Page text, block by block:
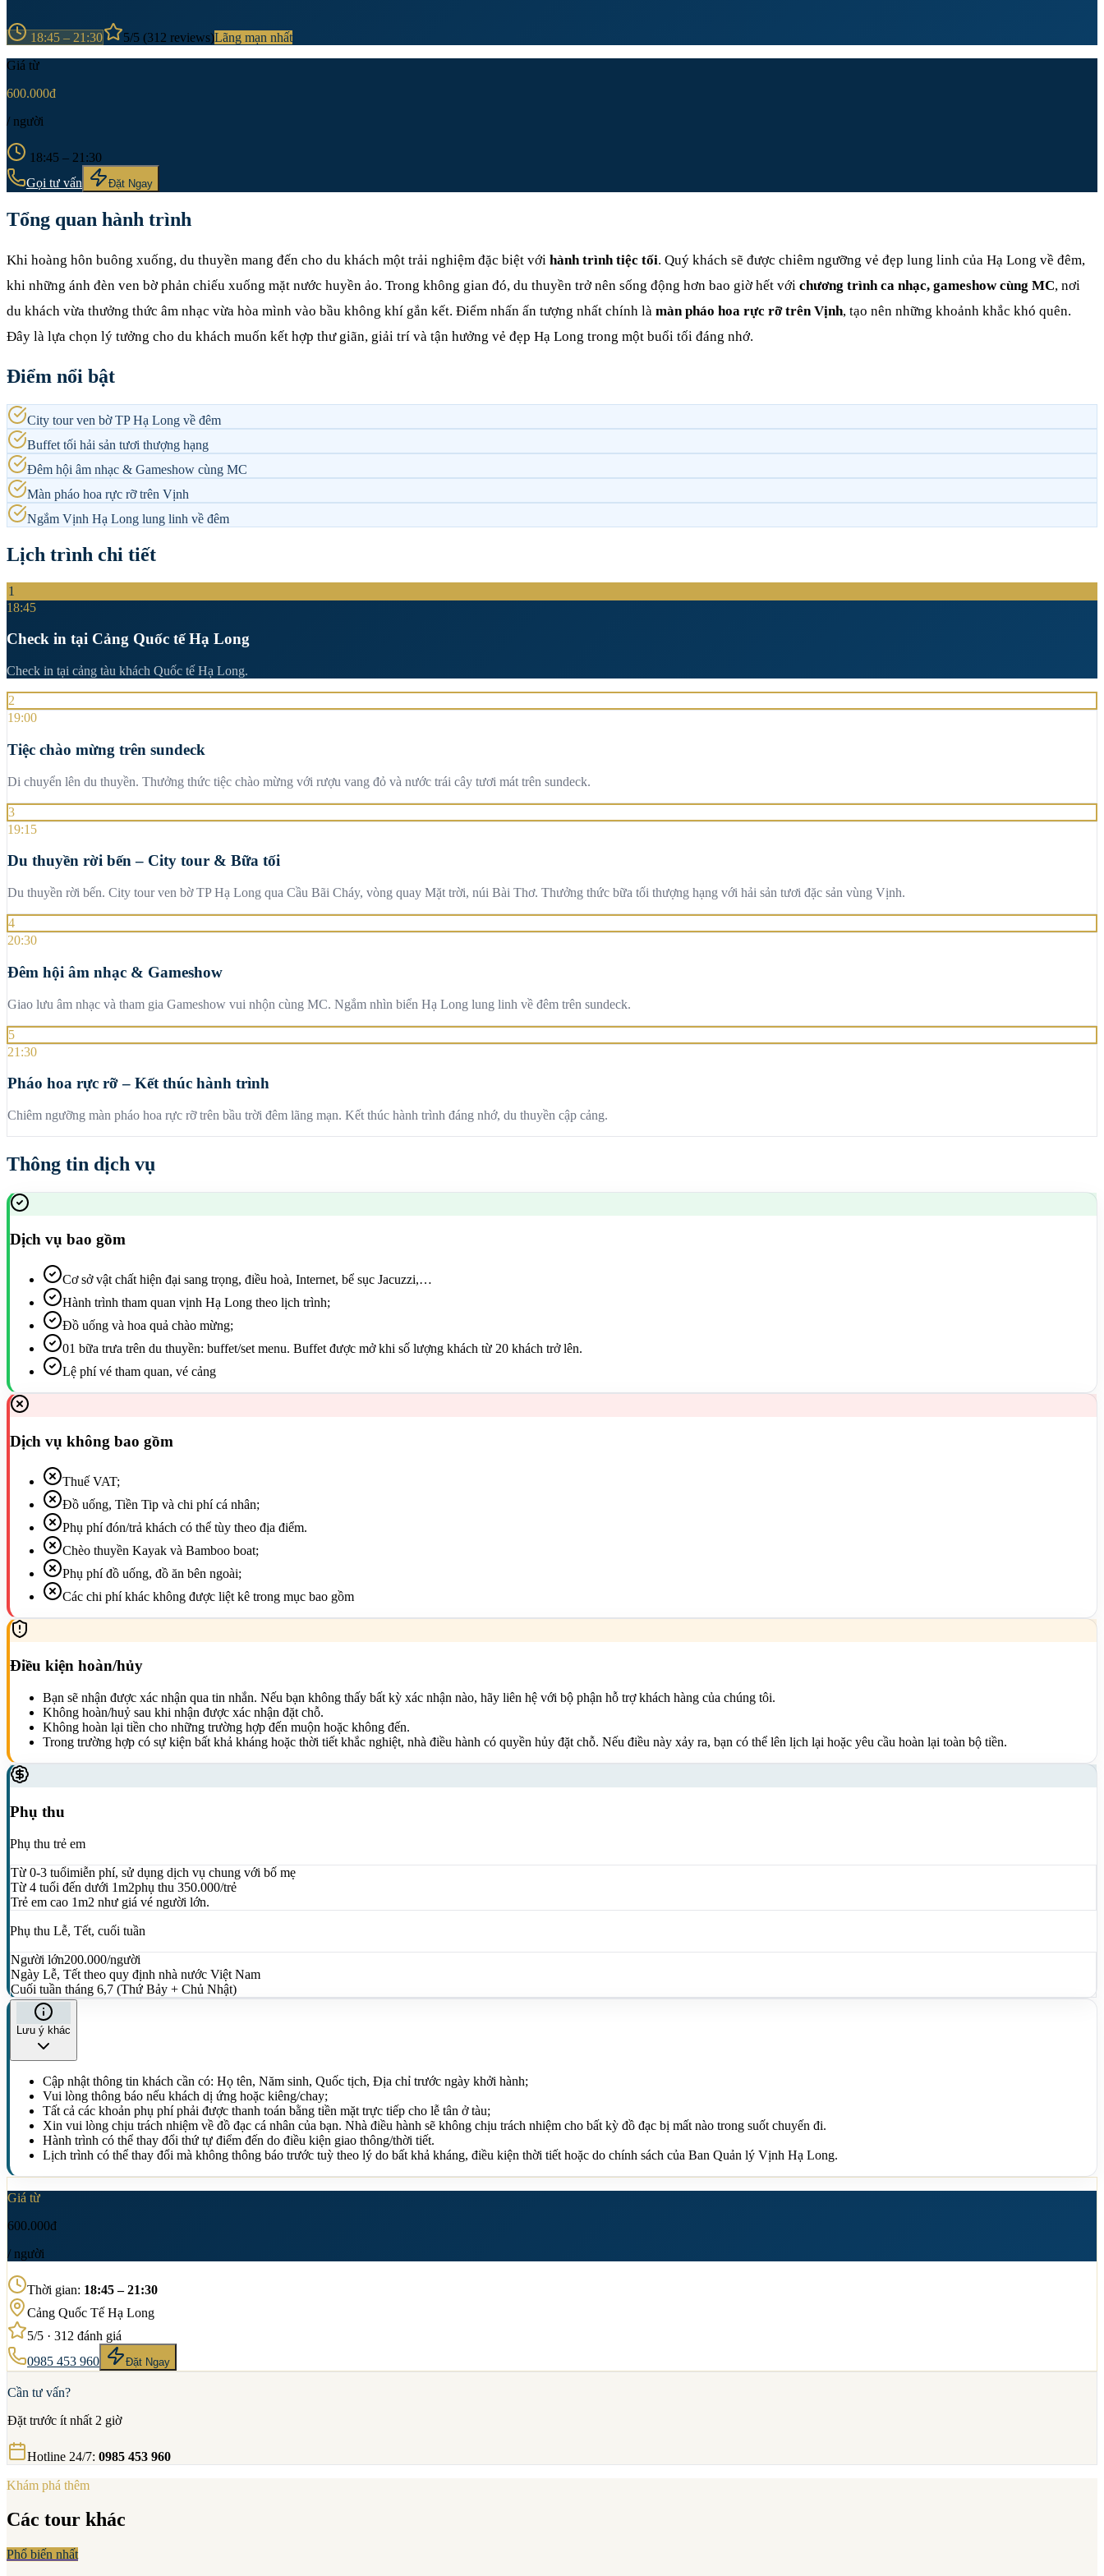
18:45 – 21:30 5/5 (312 reviews)Lãng mạn nhất
Giá từ
600.000đ
/ người
18:45 – 21:30
Gọi tư vấn
Đặt Ngay
Tổng quan hành trình
Khi hoàng hôn buông xuống, du thuyền mang đến cho du khách một trải nghiệm đặc biệt với hành trình tiệc tối. Quý khách sẽ được chiêm ngưỡng vẻ đẹp lung linh của Hạ Long về đêm,
khi những ánh đèn ven bờ phản chiếu xuống mặt nước huyền ảo. Trong không gian đó, du thuyền trở nên sống động hơn bao giờ hết với chương trình ca nhạc, gameshow cùng MC, nơi
du khách vừa thưởng thức âm nhạc vừa hòa mình vào bầu không khí gắn kết. Điểm nhấn ấn tượng nhất chính là màn pháo hoa rực rỡ trên Vịnh, tạo nên những khoảnh khắc khó quên.
Đây là lựa chọn lý tưởng cho du khách muốn kết hợp thư giãn, giải trí và tận hưởng vẻ đẹp Hạ Long trong một buổi tối đáng nhớ.
Điểm nổi bật
City tour ven bờ TP Hạ Long về đêm
Buffet tối hải sản tươi thượng hạng
Đêm hội âm nhạc & Gameshow cùng MC
Màn pháo hoa rực rỡ trên Vịnh
Ngắm Vịnh Hạ Long lung linh về đêm
Lịch trình chi tiết
1
18:45
Check in tại Cảng Quốc tế Hạ Long
Check in tại cảng tàu khách Quốc tế Hạ Long.
2
19:00
Tiệc chào mừng trên sundeck
Di chuyển lên du thuyền. Thưởng thức tiệc chào mừng với rượu vang đỏ và nước trái cây tươi mát trên sundeck.
3
19:15
Du thuyền rời bến – City tour & Bữa tối
Du thuyền rời bến. City tour ven bờ TP Hạ Long qua Cầu Bãi Cháy, vòng quay Mặt trời, núi Bài Thơ. Thưởng thức bữa tối thượng hạng với hải sản tươi đặc sản vùng Vịnh.
4
20:30
Đêm hội âm nhạc & Gameshow
Giao lưu âm nhạc và tham gia Gameshow vui nhộn cùng MC. Ngắm nhìn biển Hạ Long lung linh về đêm trên sundeck.
5
21:30
Pháo hoa rực rỡ – Kết thúc hành trình
Chiêm ngưỡng màn pháo hoa rực rỡ trên bầu trời đêm lãng mạn. Kết thúc hành trình đáng nhớ, du thuyền cập cảng.
Thông tin dịch vụ
Dịch vụ bao gồm
Cơ sở vật chất hiện đại sang trọng, điều hoà, Internet, bể sục Jacuzzi,…
Hành trình tham quan vịnh Hạ Long theo lịch trình;
Đồ uống và hoa quả chào mừng;
01 bữa trưa trên du thuyền: buffet/set menu. Buffet được mở khi số lượng khách từ 20 khách trở lên.
Lệ phí vé tham quan, vé cảng
Dịch vụ không bao gồm
Thuế VAT;
Đồ uống, Tiền Tip và chi phí cá nhân;
Phụ phí đón/trả khách có thể tùy theo địa điểm.
Chèo thuyền Kayak và Bamboo boat;
Phụ phí đồ uống, đồ ăn bên ngoài;
Các chi phí khác không được liệt kê trong mục bao gồm
Điều kiện hoàn/hủy
Bạn sẽ nhận được xác nhận qua tin nhắn. Nếu bạn không thấy bất kỳ xác nhận nào, hãy liên hệ với bộ phận hỗ trợ khách hàng của chúng tôi.
Không hoàn/huỷ sau khi nhận được xác nhận đặt chỗ.
Không hoàn lại tiền cho những trường hợp đến muộn hoặc không đến.
Trong trường hợp có sự kiện bất khả kháng hoặc thời tiết khắc nghiệt, nhà điều hành có quyền hủy đặt chỗ. Nếu điều này xảy ra, bạn có thể lên lịch lại hoặc yêu cầu hoàn lại toàn bộ tiền.
Phụ thu
Phụ thu trẻ em
Từ 0-3 tuổimiễn phí, sử dụng dịch vụ chung với bố mẹ
Từ 4 tuổi đến dưới 1m2phụ thu 350.000/trẻ
Trẻ em cao 1m2 như giá vé người lớn.
Phụ thu Lễ, Tết, cuối tuần
Người lớn200.000/người
Ngày Lễ, Tết theo quy định nhà nước Việt Nam
Cuối tuần tháng 6,7 (Thứ Bảy + Chủ Nhật)
Lưu ý khác
Cập nhật thông tin khách cần có: Họ tên, Năm sinh, Quốc tịch, Địa chỉ trước ngày khởi hành;
Vui lòng thông báo nếu khách dị ứng hoặc kiêng/chay;
Tất cả các khoản phụ phí phải được thanh toán bằng tiền mặt trực tiếp cho lễ tân ở tàu;
Xin vui lòng chịu trách nhiệm về đồ đạc cá nhân của bạn. Nhà điều hành sẽ không chịu trách nhiệm cho bất kỳ đồ đạc bị mất nào trong suốt chuyến đi.
Hành trình có thể thay đổi thứ tự điểm đến do điều kiện giao thông/thời tiết.
Lịch trình có thể thay đổi mà không thông báo trước tuỳ theo lý do bất khả kháng, điều kiện thời tiết hoặc do chính sách của Ban Quản lý Vịnh Hạ Long.
Giá từ
600.000đ
/ người
Thời gian: 18:45 – 21:30
Cảng Quốc Tế Hạ Long
5/5 · 312 đánh giá
0985 453 960
Đặt Ngay
Cần tư vấn?
Đặt trước ít nhất 2 giờ
Hotline 24/7: 0985 453 960
Khám phá thêm
Các tour khác
Phổ biến nhất